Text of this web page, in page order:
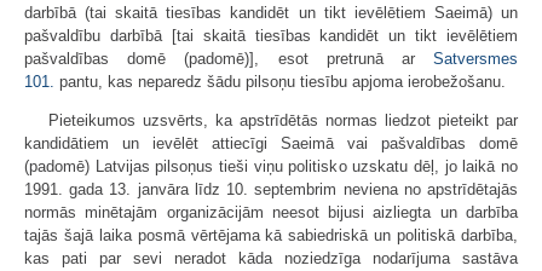
darbībā (tai skaitā tiesības kandidēt un tikt ievēlētiem Saeimā) un
pašvaldību darbībā [tai skaitā tiesības kandidēt un tikt ievēlētiem
pašvaldības domē (padomē)], esot pretrunā ar Satversmes
101. pantu, kas neparedz šādu pilsoņu tiesību apjoma ierobežošanu.
Pieteikumos uzsvērts, ka apstrīdētās normas liedzot pieteikt par
kandidātiem un ievēlēt attiecīgi Saeimā vai pašvaldības domē
(padomē) Latvijas pilsoņus tieši viņu politisko uzskatu dēļ, jo laikā no
1991. gada 13. janvāra līdz 10. septembrim neviena no apstrīdētajās
normās minētajām organizācijām neesot bijusi aizliegta un darbība
tajās šajā laika posmā vērtējama kā sabiedriskā un politiskā darbība,
kas pati par sevi neradot kāda noziedzīga nodarījuma sastāva